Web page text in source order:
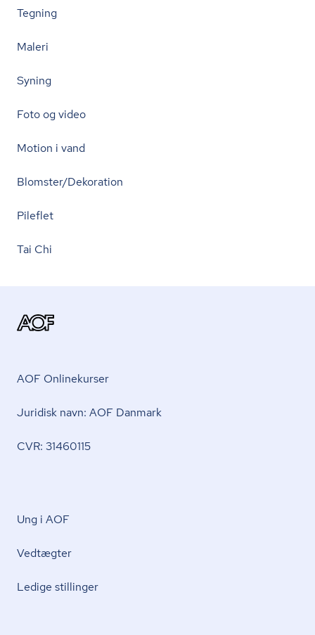
Tegning
Maleri
Syning
Foto og video
Motion i vand
Blomster/Dekoration
Pileflet
Tai Chi
AOF Onlinekurser
Juridisk navn: AOF Danmark
CVR: 31460115
Ung i AOF
Vedtægter
Ledige stillinger